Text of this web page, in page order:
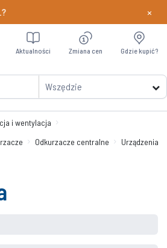
Dowiedz
×
Wszędzie
Aktualności Zmiana cen Gdzie kupić?
i wentylacja
Odkurzacze centralne Urządzenia